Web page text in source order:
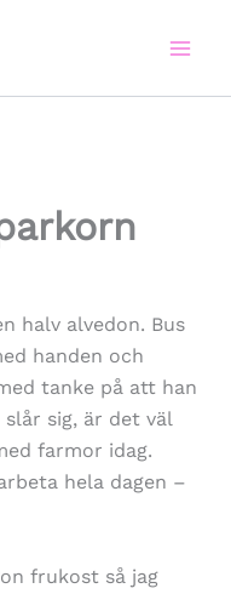
halv alvedon. Bus
handen och
tanke på att han
sig, är det väl
farmor idag.
hela dagen –
frukost så jag